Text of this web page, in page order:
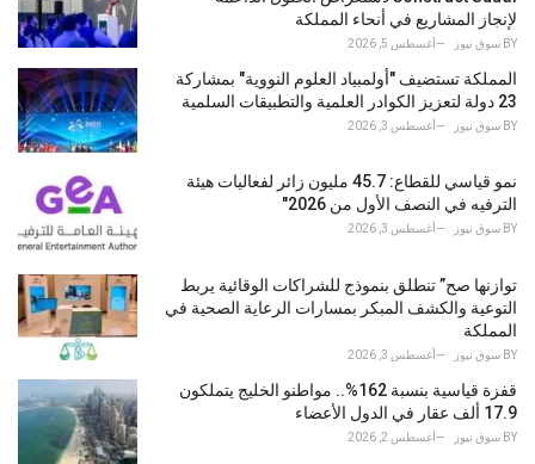
لإنجاز المشاريع في أنحاء المملكة
BY سوق نيوز أغسطس 5, 2026
المملكة تستضيف "أولمبياد العلوم النووية" بمشاركة
23 دولة لتعزيز الكوادر العلمية والتطبيقات السلمية
BY سوق نيوز أغسطس 3, 2026
نمو قياسي للقطاع: 45.7 مليون زائر لفعاليات هيئة
الترفيه في النصف الأول من 2026"
BY سوق نيوز أغسطس 3, 2026
توازنها صح” تنطلق بنموذج للشراكات الوقائية يربط
التوعية والكشف المبكر بمسارات الرعاية الصحية في
المملكة
BY سوق نيوز أغسطس 3, 2026
قفزة قياسية بنسبة 162%.. مواطنو الخليج يتملكون
17.9 ألف عقار في الدول الأعضاء
BY سوق نيوز أغسطس 2, 2026